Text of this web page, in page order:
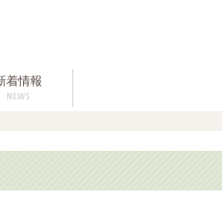
着情報